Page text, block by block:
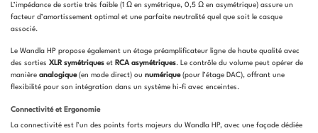
L’impédance de sortie très faible (1 Ω en symétrique, 0,5 Ω en asymétrique) assure un
facteur d’amortissement optimal et une parfaite neutralité quel que soit le casque
associé.
Le Wandla HP propose également un étage préamplificateur ligne de haute qualité avec
des sorties XLR symétriques et RCA asymétriques. Le contrôle du volume peut opérer de
manière analogique(en mode direct) ou numérique(pour l’étage DAC), offrant une
flexibilité pour son intégration dans un système hi-fi avec enceintes.
Connectivité et Ergonomie
La connectivité est l’un des points forts majeurs du Wandla HP, avec une façade dédiée